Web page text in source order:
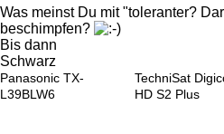
Was meinst Du mit "toleranter?
beschimpfen?
Bis dann
Schwarz
Panasonic TX-
L39BLW6
TechniSat
HD S2 Plus